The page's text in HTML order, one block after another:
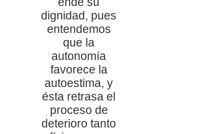
dignidad, pues
entendemos
que la
autonomía
favorece la
autoestima, y
ésta retrasa el
proceso de
deterioro tanto